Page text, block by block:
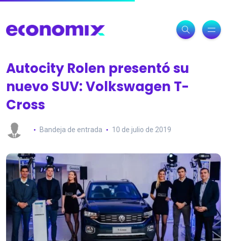
Autocity Rolen presentó su
nuevo SUV: Volkswagen T-
Cross
Bandeja de entrada 10 de julio de 2019